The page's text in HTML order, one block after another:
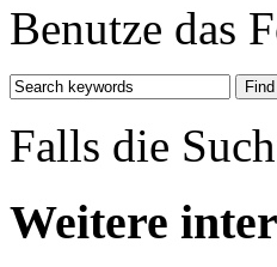
Benutze das
Falls die
Weitere